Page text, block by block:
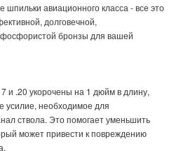
авиационного класса - все это
долговечной,
фосфористой бронзы для вашей
и .20 укорочены на 1 дюйм в длину,
усилие, необходимое для
ствола. Это помогает уменьшить
может привести к повреждению